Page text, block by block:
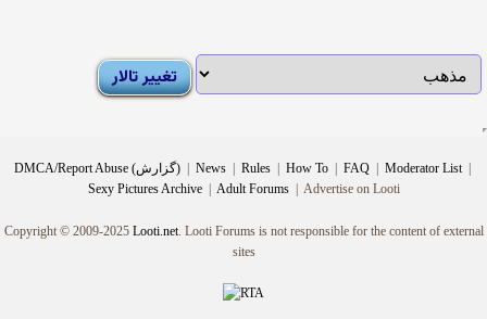
DMCA/Report Abuse (گزارش) | News | Rules | How To | FAQ | Moderator List |
Sexy Pictures Archive | Adult Forums |Advertise on Looti
Copyright © 2009-2025 Looti.net. Looti Forums is not responsible for the content of external
sites